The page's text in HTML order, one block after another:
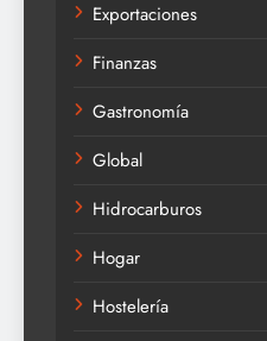
Exportaciones
Finanzas
Gastronomía
Global
Hidrocarburos
Hogar
Hostelería